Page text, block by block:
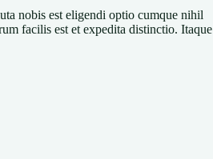
nobis est eligendi optio cumque nihil
facilis est et expedita distinctio. Itaque